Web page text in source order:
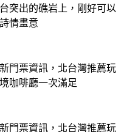
突出的礁岩上，剛好可以
情畫意